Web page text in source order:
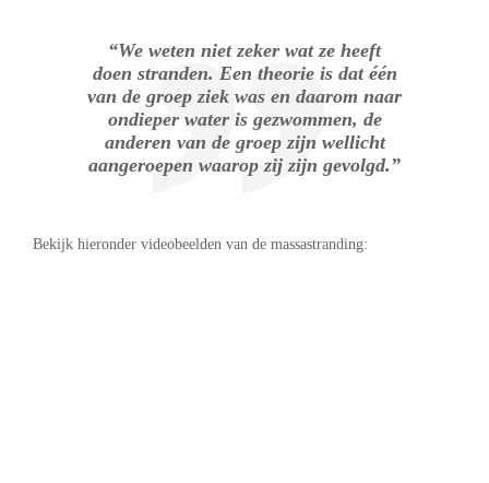
“We weten niet zeker wat ze heeft
doen stranden. Een theorie is dat één
van de groep ziek was en daarom naar
ondieper water is gezwommen, de
anderen van de groep zijn wellicht
aangeroepen waarop zij zijn gevolgd.”
Bekijk hieronder videobeelden van de massastranding: